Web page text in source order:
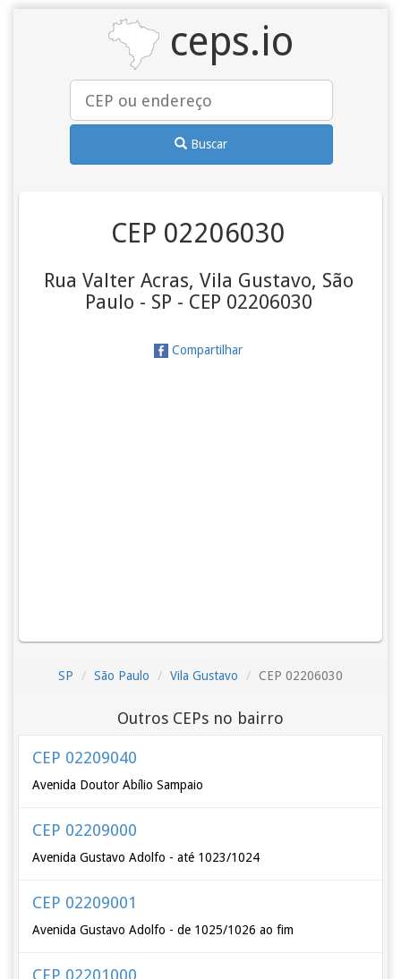
ceps.io
Buscar
CEP 02206030
Rua Valter Acras, Vila Gustavo, São
Paulo - SP - CEP 02206030
Compartilhar
SP São Paulo Vila Gustavo CEP 02206030
Outros CEPs no bairro
CEP 02209040
Avenida Doutor Abílio Sampaio
CEP 02209000
Avenida Gustavo Adolfo - até 1023/1024
CEP 02209001
Avenida Gustavo Adolfo - de 1025/1026 ao fim
CEP 02201000